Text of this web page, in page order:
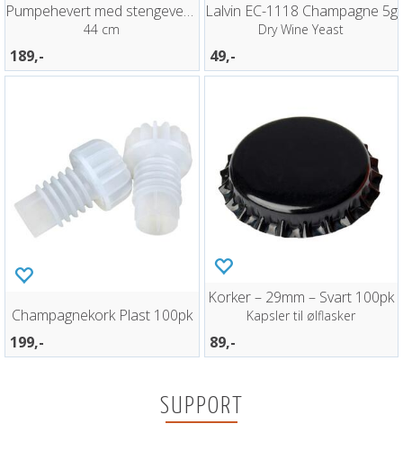
Pumpehevert med stengeventil
44 cm
189,-
Lalvin EC-1118 Champagne 5g
Dry Wine Yeast
49,-
Champagnekork Plast 100pk
199,-
Korker – 29mm – Svart 100pk
Kapsler til ølflasker
89,-
SUPPORT